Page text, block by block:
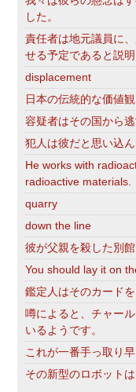
した。
責任者は地元議員に
せる予定であると説明
displacement
日本の伝統的な価値
容疑者はその国から逃
犯人は彼だと思い込ん
He works with
radioactive materials.
quarry
down the line
彼が父親を殺した別
You should lay it on
鑑定人はそのカード
噂によると、チャー
いるようです。
これが一番手っ取り早
その新型のロボット